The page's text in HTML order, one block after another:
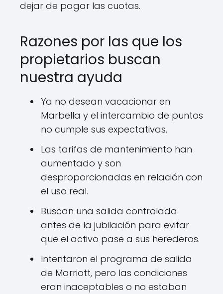
dejar de pagar las cuotas.
Razones por las que los
propietarios buscan
nuestra ayuda
Ya no desean vacacionar en
Marbella y el intercambio de puntos
no cumple sus expectativas.
Las tarifas de mantenimiento han
aumentado y son
desproporcionadas en relación con
el uso real.
Buscan una salida controlada
antes de la jubilación para evitar
que el activo pase a sus herederos.
Intentaron el programa de salida
de Marriott, pero las condiciones
eran inaceptables o no estaban